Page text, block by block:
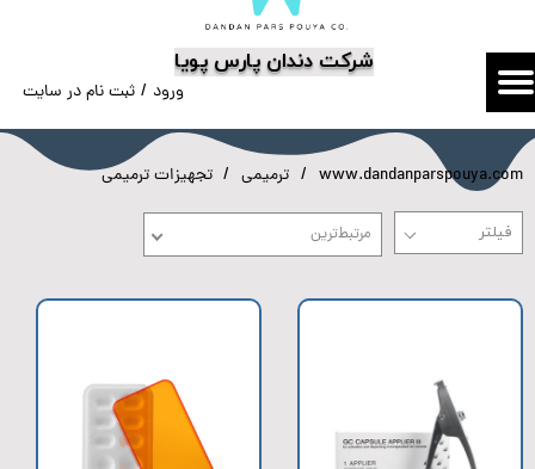
​شرکت دندان پارس پویا
ورود / ثبت نام در سایت
www.dandanparspouya.com ترمیمی تجهیزات ترمیمی
مرتبط‌ترین